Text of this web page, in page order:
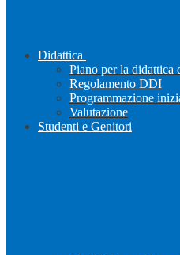
Didattica
Piano per la didattica
Regolamento DDI
Programmazione
Valutazione
Studenti e Genitori